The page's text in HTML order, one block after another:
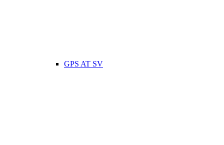
GPS AT SV